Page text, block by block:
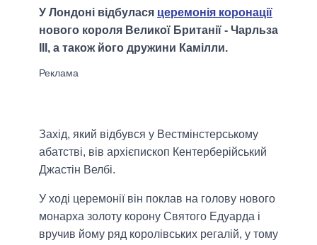
У Лондоні відбулася церемонія коронації
нового короля Великої Британії - Чарльза
III, а також його дружини Камілли.
Захід, який відбувся у Вестмінстерському
абатстві, вів архієпископ Кентерберійський
Джастін Велбі.
У ході церемонії він поклав на голову нового
монарха золоту корону Святого Едуарда і
вручив йому ряд королівських регалій, у тому